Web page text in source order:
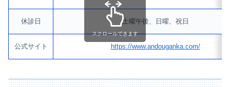
休診日 土曜午後、日曜、祝日
公式サイト https://www.andouganka.com/
スクロールできます